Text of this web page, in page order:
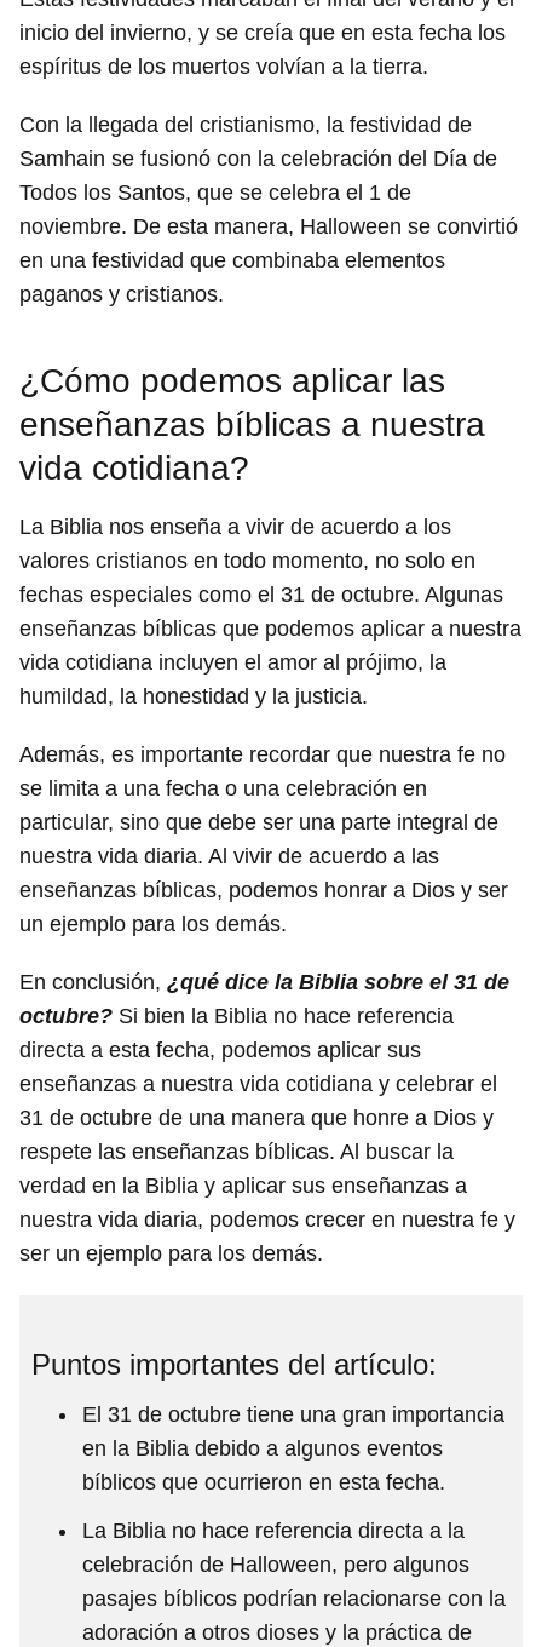
inicio del invierno, y se creía que en esta fecha los
espíritus de los muertos volvían a la tierra.
Con la llegada del cristianismo, la festividad de
Samhain se fusionó con la celebración del Día de
Todos los Santos, que se celebra el 1 de
noviembre. De esta manera, Halloween se convirtió
en una festividad que combinaba elementos
paganos y cristianos.
¿Cómo podemos aplicar las
enseñanzas bíblicas a nuestra
vida cotidiana?
La Biblia nos enseña a vivir de acuerdo a los
valores cristianos en todo momento, no solo en
fechas especiales como el 31 de octubre. Algunas
enseñanzas bíblicas que podemos aplicar a nuestra
vida cotidiana incluyen el amor al prójimo, la
humildad, la honestidad y la justicia.
Además, es importante recordar que nuestra fe no
se limita a una fecha o una celebración en
particular, sino que debe ser una parte integral de
nuestra vida diaria. Al vivir de acuerdo a las
enseñanzas bíblicas, podemos honrar a Dios y ser
un ejemplo para los demás.
En conclusión, ¿qué dice la Biblia sobre el 31 de
octubre? Si bien la Biblia no hace referencia
directa a esta fecha, podemos aplicar sus
enseñanzas a nuestra vida cotidiana y celebrar el
31 de octubre de una manera que honre a Dios y
respete las enseñanzas bíblicas. Al buscar la
verdad en la Biblia y aplicar sus enseñanzas a
nuestra vida diaria, podemos crecer en nuestra fe y
ser un ejemplo para los demás.
Puntos importantes del artículo:
El 31 de octubre tiene una gran importancia
en la Biblia debido a algunos eventos
bíblicos que ocurrieron en esta fecha.
La Biblia no hace referencia directa a la
celebración de Halloween, pero algunos
pasajes bíblicos podrían relacionarse con la
adoración a otros dioses y la práctica de